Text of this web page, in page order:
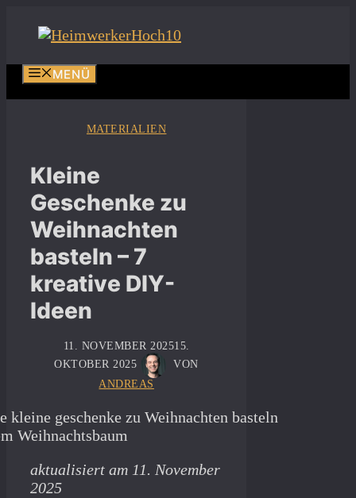
Inhalt
MENÜ
MATERIALIEN
Kleine
Geschenke zu
Weihnachten
basteln – 7
kreative DIY-
Ideen
11. NOVEMBER 202515.
OKTOBER 2025
VON
ANDREAS
aktualisiert am 11. November
2025